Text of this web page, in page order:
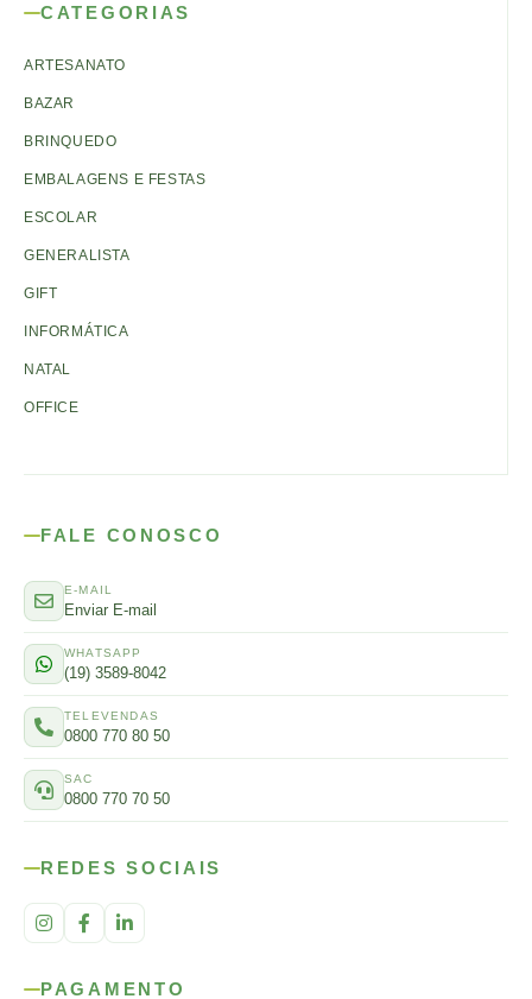
CATEGORIAS
ARTESANATO
BAZAR
BRINQUEDO
EMBALAGENS E FESTAS
ESCOLAR
GENERALISTA
GIFT
INFORMÁTICA
NATAL
OFFICE
FALE CONOSCO
E-MAIL
Enviar E-mail
WHATSAPP
(19) 3589-8042
TELEVENDAS
0800 770 80 50
SAC
0800 770 70 50
REDES SOCIAIS
PAGAMENTO